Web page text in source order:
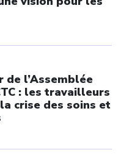
de l’Assemblée
: les travailleurs
crise des soins et